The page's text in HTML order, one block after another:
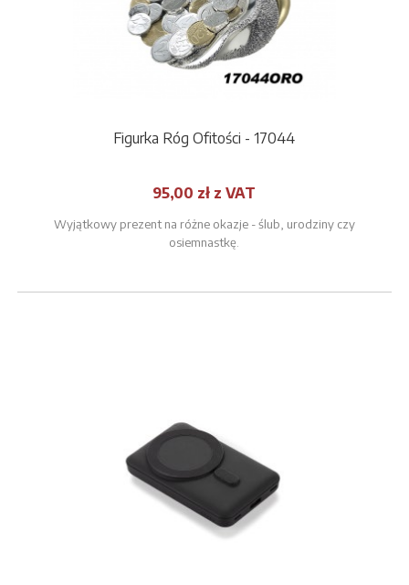
Figurka Róg Ofitości - 17044
95,00 zł z VAT
Wyjątkowy prezent na różne okazje - ślub, urodziny czy
osiemnastkę.